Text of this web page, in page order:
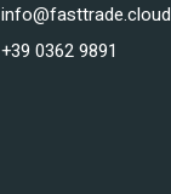
info@fasttrade.cloud
+39 0362 9891